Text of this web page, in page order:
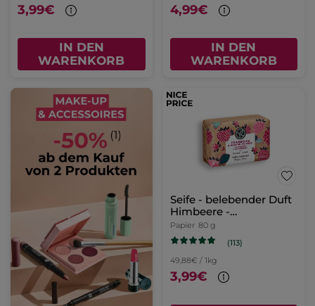
3,99€
IN DEN
WARENKORB
4,99€
IN DEN
WARENKORB
Seife - belebender Duft
Himbeere -
Pfefferminze
Papier 80 g
(113)
49,88€ / 1kg
3,99€